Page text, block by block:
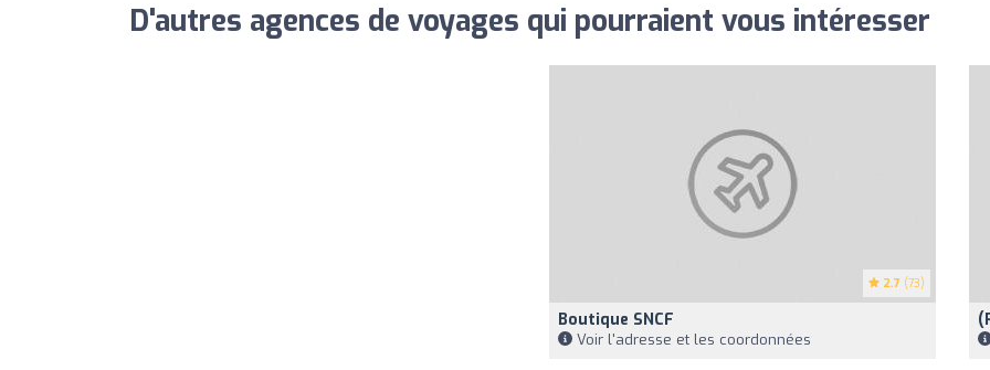
D'autres agences de voyages qui pourraient vous intéresser
2.7 (73)
Boutique SNCF
Voir l'adresse et les coordonnées